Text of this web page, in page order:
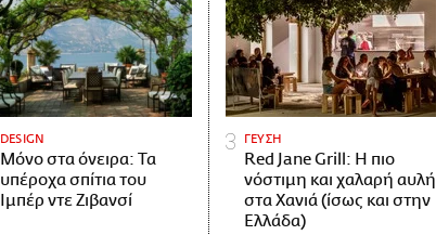
DESIGN
Μόνο στα όνειρα: Τα
υπέροχα σπίτια του
Ιμπέρ ντε Ζιβανσί
ΓΕΥΣΗ
Red Jane Grill: Η πιο
νόστιμη και χαλαρή αυλή
στα Χανιά (ίσως και στην
Ελλάδα)